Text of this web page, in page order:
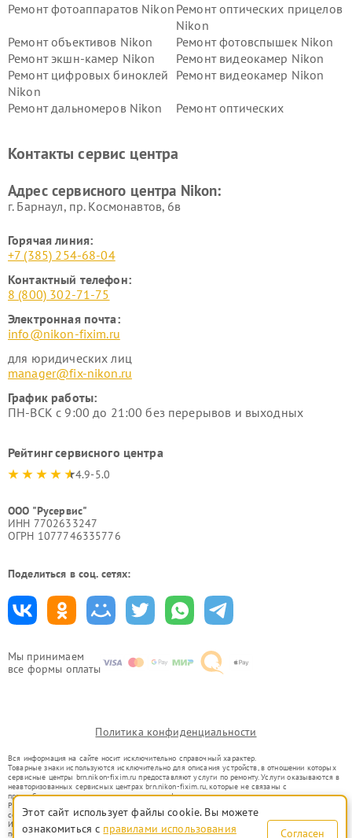
Мы принимаем
все формы оплаты
Ремонт фотоаппаратов Nikon Ремонт оптических прицелов
Nikon
Ремонт объективов Nikon
Ремонт фотовспышек Nikon
Ремонт экшн-камер Nikon
Ремонт видеокамер Nikon
Ремонт цифровых биноклей
Nikon
Ремонт видеокамер Nikon
Ремонт дальномеров Nikon
Ремонт оптических
Контакты сервис центра
Адрес сервисного центра Nikon:
г. Барнаул, ​пр. Космонавтов, 6в
Горячая линия:
+7 (385) 254-68-04
Контактный телефон:
8 (800) 302-71-75
Электронная почта:
info@nikon-fixim.ru
для юридических лиц
manager@fix-nikon.ru
График работы:
ПН-ВСК с 9:00 до 21:00 без перерывов и выходных
Рейтинг сервисного центра
4.9-5.0
ООО "Русервис"
ИНН 7702633247
ОГРН 1077746335776
Поделиться в соц. сетях:
Политика конфиденциальности
Вся информация на сайте носит исключительно справочный характер.
Товарные знаки используются исключительно для описания устройств, в отношении которых
сервисные центры brn.nikon-fixim.ru предоставляют услуги по ремонту. Услуги оказываются в
неавторизованных сервисных центрах brn.nikon-fixim.ru, которые не связаны с
правообладателями товарных знаков или их официальными представителями.
Ремонт осуществляется для устройств, уже введенных в гражданский оборот в соответствии
со статьей 1487 ГК РФ.
Использование товарных знаков не преследует цели индивидуализации услуг или введения
потребителей в заблуждение, а служит для информирования о предоставляемых услугах по
Этот сайт использует файлы cookie. Вы можете
ознакомиться с правилами использования Согласен